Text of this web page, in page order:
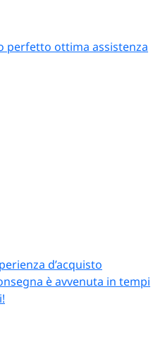
perfetto ottima assistenza
d’acquisto
è avvenuta in tempi